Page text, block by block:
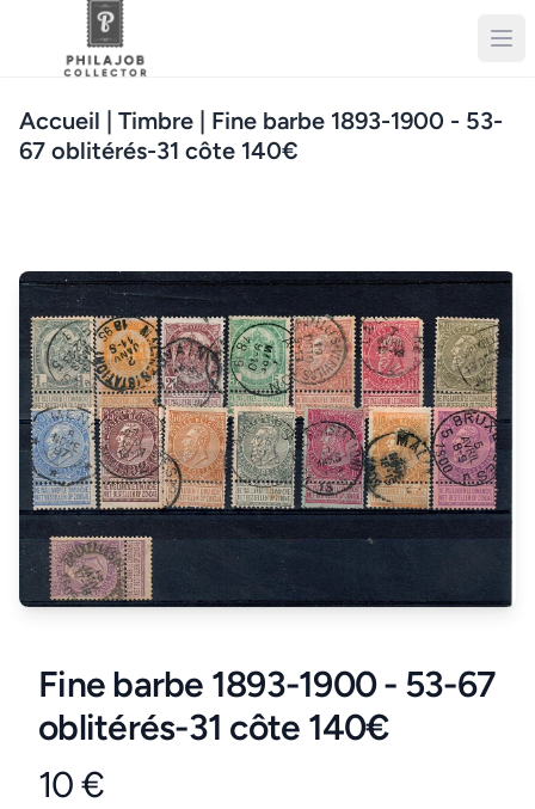
Accueil | Timbre | Fine barbe 1893-1900 - 53-
67 oblitérés-31 côte 140€
Fine barbe 1893-1900 - 53-67
oblitérés-31 côte 140€
Product information
10 €